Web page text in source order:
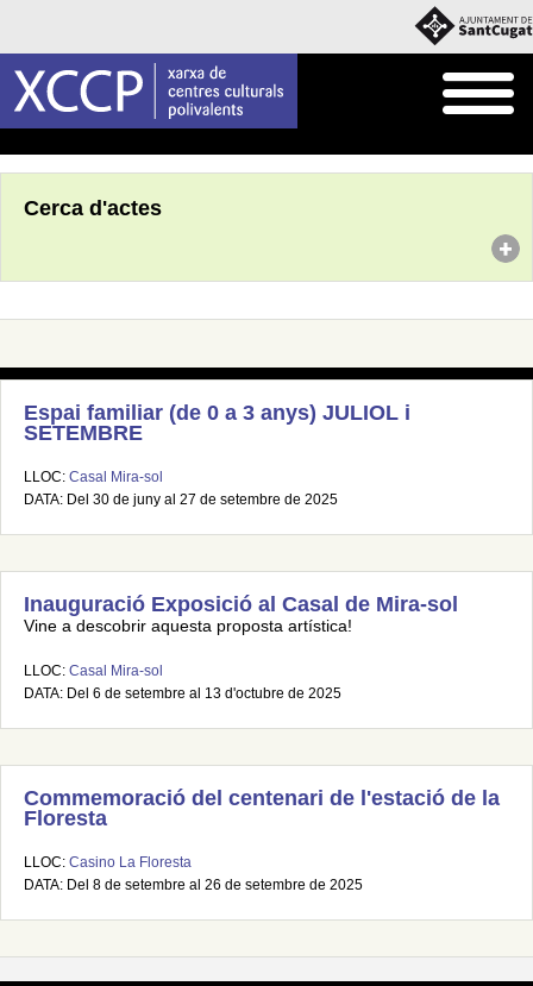
Cerca d'actes
Espai familiar (de 0 a 3 anys) JULIOL i
SETEMBRE
LLOC: Casal Mira-sol
DATA: Del 30 de juny al 27 de setembre de 2025
Inauguració Exposició al Casal de Mira-sol
Vine a descobrir aquesta proposta artística!
LLOC: Casal Mira-sol
DATA: Del 6 de setembre al 13 d'octubre de 2025
Commemoració del centenari de l'estació de la
Floresta
LLOC: Casino La Floresta
DATA: Del 8 de setembre al 26 de setembre de 2025